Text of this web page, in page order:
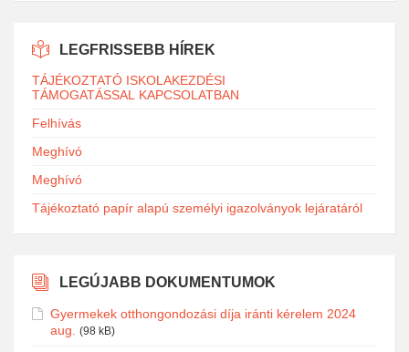
LEGFRISSEBB HÍREK
TÁJÉKOZTATÓ ISKOLAKEZDÉSI
TÁMOGATÁSSAL KAPCSOLATBAN
Felhívás
Meghívó
Meghívó
Tájékoztató papír alapú személyi igazolványok lejáratáról
LEGÚJABB DOKUMENTUMOK
Gyermekek otthongondozási díja iránti kérelem 2024
aug.
(98 kB)